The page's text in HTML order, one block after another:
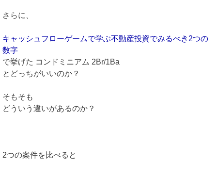
さらに、
キャッシュフローゲームで学ぶ不動産投資でみるべき2つの
数字
で挙げた コンドミニアム 2Br/1Ba
とどっちがいいのか？
そもそも
どういう違いがあるのか？
2つの案件を比べると